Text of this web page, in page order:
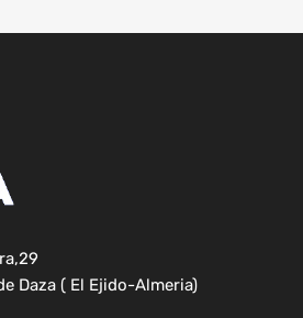
Daza ( El Ejido-Almeria)